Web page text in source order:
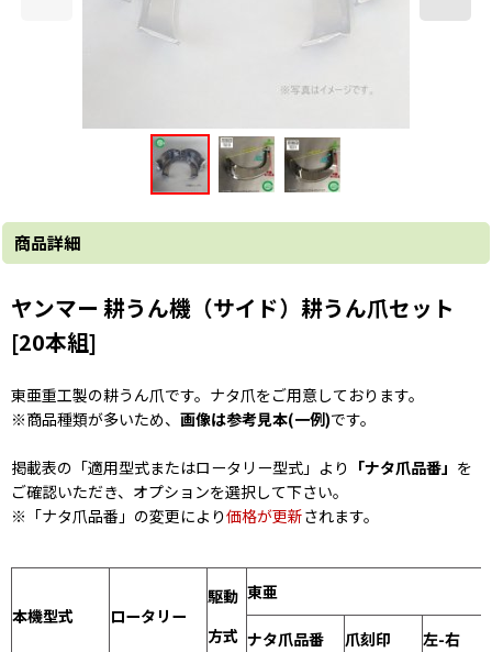
商品詳細
ヤンマー 耕うん機（サイド）耕うん爪セット
[20本組]
東亜重工製の耕うん爪です。ナタ爪をご用意しております。
※商品種類が多いため、 画像は参考見本(一例)です。
掲載表の「適用型式またはロータリー型式」より 「ナタ爪品番」 を
ご確認いただき、オプションを選択して下さい。
※「ナタ爪品番」の変更により価格が更新されます。
本機型式 ロータリー
駆動
方式
東亜
ナタ爪品番 爪刻印 左-右